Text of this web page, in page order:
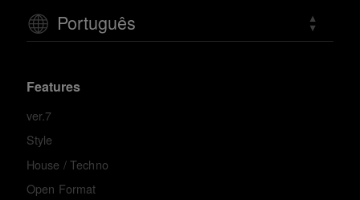
Português
Features
ver.7
Style
House / Techno
Open Format